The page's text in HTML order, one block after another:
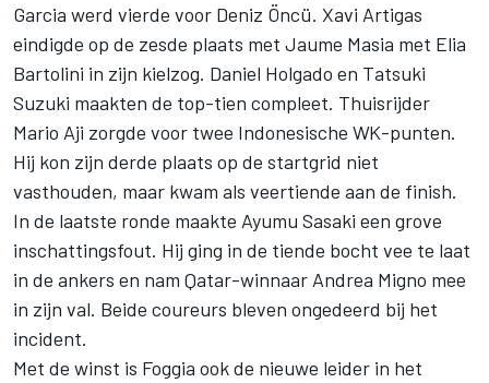
Garcia werd vierde voor Deniz Öncü. Xavi Artigas
eindigde op de zesde plaats met Jaume Masia met Elia
Bartolini in zijn kielzog. Daniel Holgado en Tatsuki
Suzuki maakten de top-tien compleet. Thuisrijder
Mario Aji zorgde voor twee Indonesische WK-punten.
Hij kon zijn derde plaats op de startgrid niet
vasthouden, maar kwam als veertiende aan de finish.
In de laatste ronde maakte Ayumu Sasaki een grove
inschattingsfout. Hij ging in de tiende bocht vee te laat
in de ankers en nam Qatar-winnaar Andrea Migno mee
in zijn val. Beide coureurs bleven ongedeerd bij het
incident.
Met de winst is Foggia ook de nieuwe leider in het